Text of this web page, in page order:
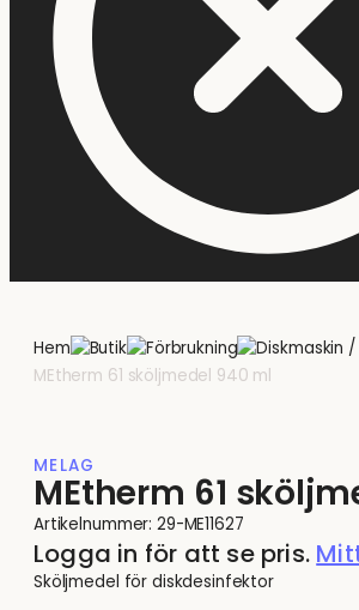
Hem Butik Förbrukning
Diskmaskin
MEtherm 61 sköljmedel 940 ml
MELAG
MEtherm 61
Artikelnummer: 29-ME11627
Logga in för att se pris.
Sköljmedel för diskdesinfektor